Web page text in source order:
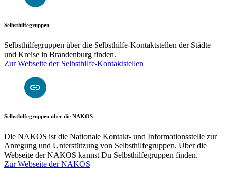
Selbsthilfegruppen
Selbsthilfegruppen über die Selbsthilfe-Kontaktstellen der Städte
und Kreise in Brandenburg finden.
Zur Webseite der Selbsthilfe-Kontaktstellen
Selbsthilfegruppen über die NAKOS
Die NAKOS ist die Nationale Kontakt- und Informationsstelle zur
Anregung und Unterstützung von Selbsthilfegruppen. Über die
Webseite der NAKOS kannst Du Selbsthilfegruppen finden.
Zur Webseite der NAKOS